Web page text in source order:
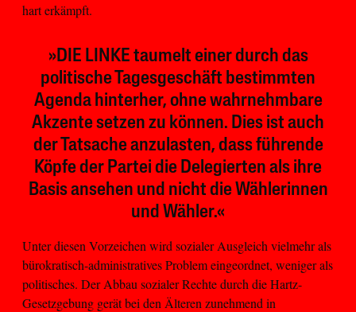
hart erkämpft.
»DIE LINKE taumelt einer durch das
politische Tagesgeschäft bestimmten
Agenda hinterher, ohne wahrnehmbare
Akzente setzen zu können. Dies ist auch
der Tatsache anzulasten, dass führende
Köpfe der Partei die Delegierten als ihre
Basis ansehen und nicht die Wählerinnen
und Wähler.«
Unter diesen Vorzeichen wird sozialer Ausgleich vielmehr als
bürokratisch-administratives Problem eingeordnet, weniger als
politisches. Der Abbau sozialer Rechte durch die Hartz-
Gesetzgebung gerät bei den Älteren zunehmend in